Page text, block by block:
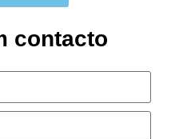
contacto